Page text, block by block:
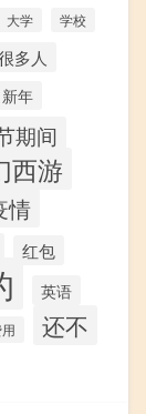
大学 学校
多人
新年
期间
西游
情
红包
英语
还不